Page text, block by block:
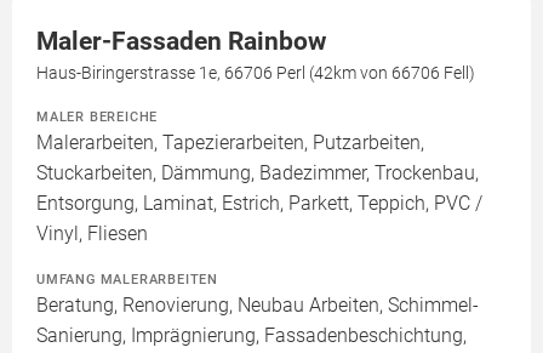
Maler-Fassaden Rainbow
Haus-Biringerstrasse 1e, 66706 Perl (42km von 66706 Fell)
MALER BEREICHE
Malerarbeiten, Tapezierarbeiten, Putzarbeiten,
Stuckarbeiten, Dämmung, Badezimmer, Trockenbau,
Entsorgung, Laminat, Estrich, Parkett, Teppich, PVC /
Vinyl, Fliesen
UMFANG MALERARBEITEN
Beratung, Renovierung, Neubau Arbeiten, Schimmel-
Sanierung, Imprägnierung, Fassadenbeschichtung,